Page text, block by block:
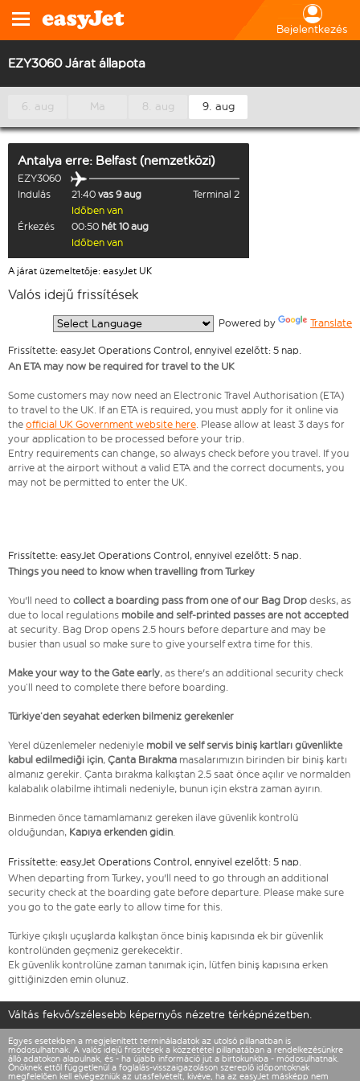
Bejelentkezés
EZY3060 Járat állapota
6. aug Ma 8. aug 9. aug
Antalya erre: Belfast (nemzetközi)
EZY3060
Indulás
21:40 vas 9 aug
Terminal 2
Időben van
Érkezés
00:50 hét 10 aug
Időben van
A járat üzemeltetője: easyJet UK
Valós idejű frissítések
Powered by Translate
Frissítette: easyJet Operations Control, ennyivel ezelőtt: 5 nap.
An ETA may now be required for travel to the UK
Some customers may now need an Electronic Travel Authorisation (ETA)
to travel to the UK. If an ETA is required, you must apply for it online via
the official UK Government website here. Please allow at least 3 days for
your application to be processed before your trip.
Entry requirements can change, so always check before you travel. If you
arrive at the airport without a valid ETA and the correct documents, you
may not be permitted to enter the UK.
Frissítette: easyJet Operations Control, ennyivel ezelőtt: 5 nap.
Things you need to know when travelling from Turkey
You'll need to collect a boarding pass from one of our Bag Drop desks, as
due to local regulations mobile and self-printed passes are not accepted
at security. Bag Drop opens 2.5 hours before departure and may be
busier than usual so make sure to give yourself extra time for this.
Make your way to the Gate early, as there's an additional security check
you’ll need to complete there before boarding.
Türkiye’den seyahat ederken bilmeniz gerekenler
Yerel düzenlemeler nedeniyle mobil ve self servis biniş kartları güvenlikte
kabul edilmediği için, Çanta Bırakma masalarımızın birinden bir biniş kartı
almanız gerekir. Çanta bırakma kalkıştan 2.5 saat önce açılır ve normalden
kalabalık olabilme ihtimali nedeniyle, bunun için ekstra zaman ayırın.
Binmeden önce tamamlamanız gereken ilave güvenlik kontrolü
olduğundan, Kapıya erkenden gidin.
Frissítette: easyJet Operations Control, ennyivel ezelőtt: 5 nap.
When departing from Turkey, you'll need to go through an additional
security check at the boarding gate before departure. Please make sure
you go to the gate early to allow time for this.
Türkiye çıkışlı uçuşlarda kalkıştan önce biniş kapısında ek bir güvenlik
kontrolünden geçmeniz gerekecektir.
Ek güvenlik kontrolüne zaman tanımak için, lütfen biniş kapısına erken
gittiğinizden emin olunuz.
Váltás fekvő/szélesebb képernyős nézetre térképnézetben.
Egyes esetekben a megjelenített termináladatok az utolsó pillanatban is
módosulhatnak. A valós idejű frissítések a közzététel pillanatában a rendelkezésünkre
álló adatokon alapulnak, és - ha újabb információ jut a birtokunkba - módosulhatnak.
Önöknek ettől függetlenül a foglalás-visszaigazoláson szereplő időpontoknak
megfelelően kell elvégezniük az utasfelvételt, kivéve, ha az easyJet másképp nem